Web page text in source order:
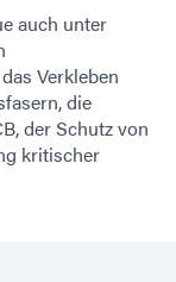
auch unter
Verkleben
die
der Schutz von
kritischer